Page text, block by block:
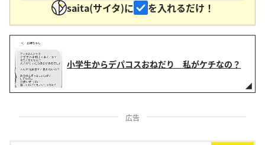
saita(サイタ)に
を入れるだけ！
小学生からデパコスおねだり 私がケチなの？
広告